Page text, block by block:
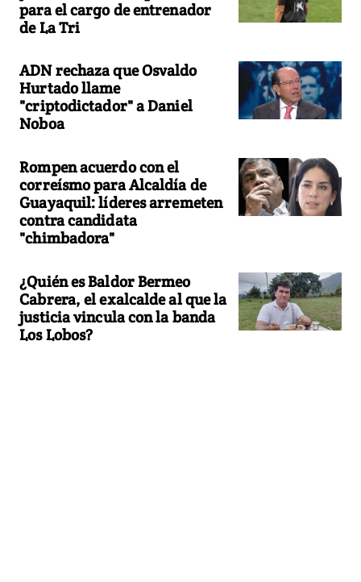
para el cargo de entrenador
de La Tri
ADN rechaza que Osvaldo
Hurtado llame
"criptodictador" a Daniel
Noboa
Rompen acuerdo con el
correísmo para Alcaldía de
Guayaquil: líderes arremeten
contra candidata
"chimbadora"
¿Quién es Baldor Bermeo
Cabrera, el exalcalde al que la
justicia vincula con la banda
Los Lobos?